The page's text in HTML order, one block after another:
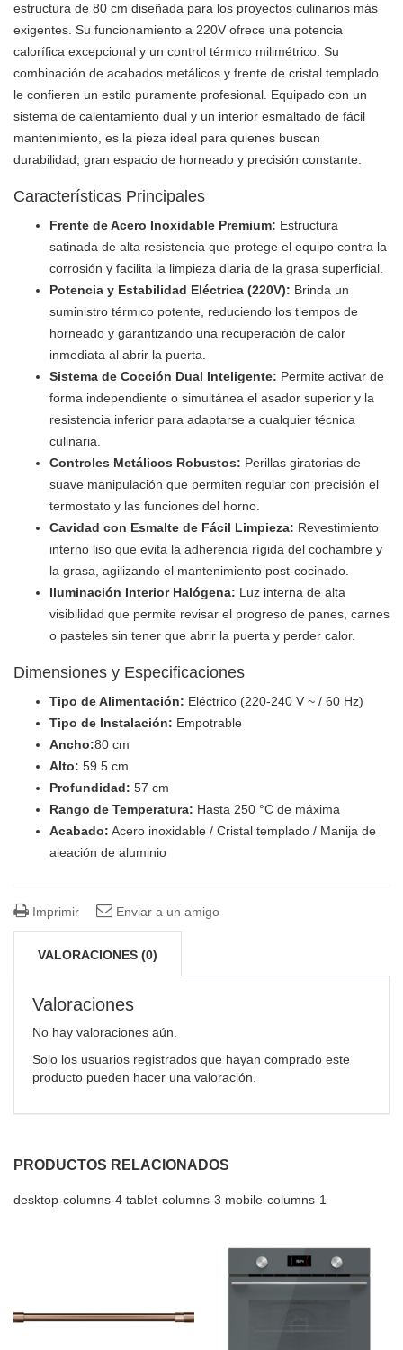
estructura de 80 cm diseñada para los proyectos culinarios más
exigentes. Su funcionamiento a 220V ofrece una potencia
calorífica excepcional y un control térmico milimétrico. Su
combinación de acabados metálicos y frente de cristal templado
le confieren un estilo puramente profesional. Equipado con un
sistema de calentamiento dual y un interior esmaltado de fácil
mantenimiento, es la pieza ideal para quienes buscan
durabilidad, gran espacio de horneado y precisión constante.
Características Principales
Frente de Acero Inoxidable Premium: Estructura
satinada de alta resistencia que protege el equipo contra la
corrosión y facilita la limpieza diaria de la grasa superficial.
Potencia y Estabilidad Eléctrica (220V): Brinda un
suministro térmico potente, reduciendo los tiempos de
horneado y garantizando una recuperación de calor
inmediata al abrir la puerta.
Sistema de Cocción Dual Inteligente: Permite activar de
forma independiente o simultánea el asador superior y la
resistencia inferior para adaptarse a cualquier técnica
culinaria.
Controles Metálicos Robustos: Perillas giratorias de
suave manipulación que permiten regular con precisión el
termostato y las funciones del horno.
Cavidad con Esmalte de Fácil Limpieza: Revestimiento
interno liso que evita la adherencia rígida del cochambre y
la grasa, agilizando el mantenimiento post-cocinado.
Iluminación Interior Halógena: Luz interna de alta
visibilidad que permite revisar el progreso de panes, carnes
o pasteles sin tener que abrir la puerta y perder calor.
Dimensiones y Especificaciones
Tipo de Alimentación: Eléctrico (220-240 V ~ / 60 Hz)
Tipo de Instalación: Empotrable
Ancho:80 cm
Alto: 59.5 cm
Profundidad: 57 cm
Rango de Temperatura: Hasta 250 °C de máxima
Acabado: Acero inoxidable / Cristal templado / Manija de
aleación de aluminio
Imprimir Enviar a un amigo
VALORACIONES (0)
Valoraciones
No hay valoraciones aún.
Solo los usuarios registrados que hayan comprado este
producto pueden hacer una valoración.
PRODUCTOS RELACIONADOS
desktop-columns-4 tablet-columns-3 mobile-columns-1